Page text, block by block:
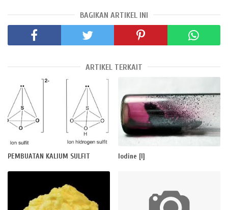
BAGIKAN ARTIKEL INI
ARTIKEL TERKAIT
PEMBUATAN KALIUM SULFIT Iodine [I]